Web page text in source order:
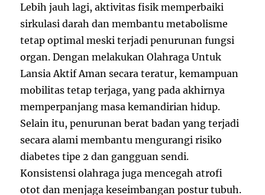
Lebih jauh lagi, aktivitas fisik memperbaiki
sirkulasi darah dan membantu metabolisme
tetap optimal meski terjadi penurunan fungsi
organ. Dengan melakukan Olahraga Untuk
Lansia Aktif Aman secara teratur, kemampuan
mobilitas tetap terjaga, yang pada akhirnya
memperpanjang masa kemandirian hidup.
Selain itu, penurunan berat badan yang terjadi
secara alami membantu mengurangi risiko
diabetes tipe 2 dan gangguan sendi.
Konsistensi olahraga juga mencegah atrofi
otot dan menjaga keseimbangan postur tubuh.